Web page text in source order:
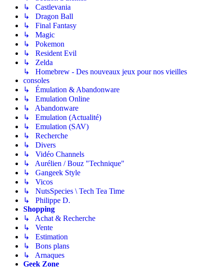
↳ Castlevania
↳ Dragon Ball
↳ Final Fantasy
↳ Magic
↳ Pokemon
↳ Resident Evil
↳ Zelda
↳ Homebrew - Des nouveaux jeux pour nos vieilles
consoles
↳ Émulation & Abandonware
↳ Emulation Online
↳ Abandonware
↳ Emulation (Actualité)
↳ Emulation (SAV)
↳ Recherche
↳ Divers
↳ Vidéo Channels
↳ Aurélien / Bouz "Technique"
↳ Gangeek Style
↳ Vicos
↳ NutsSpecies \ Tech Tea Time
↳ Philippe D.
Shopping
↳ Achat & Recherche
↳ Vente
↳ Estimation
↳ Bons plans
↳ Arnaques
Geek Zone